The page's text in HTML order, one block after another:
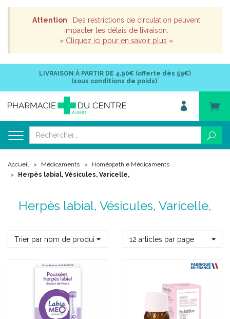
Attention : Des restrictions de circulation peuvent
impacter les délais de livraison.
» Cliquez ici pour en savoir plus «
LIVRAISON À PARTIR DE 4,90€ (offerte dès 59€)
(sous conditions de poids)*
Accueil Médicaments
Homéopathie Médicaments
Herpès labial, Vésicules, Varicelle,
Herpès labial, Vésicules, Varicelle,
Trier par nom de produit 12 articles par page